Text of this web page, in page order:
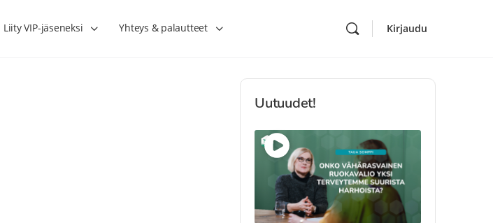
Liity VIP-jäseneksi Yhteys & palautteet Kirjaudu
Uutuudet!